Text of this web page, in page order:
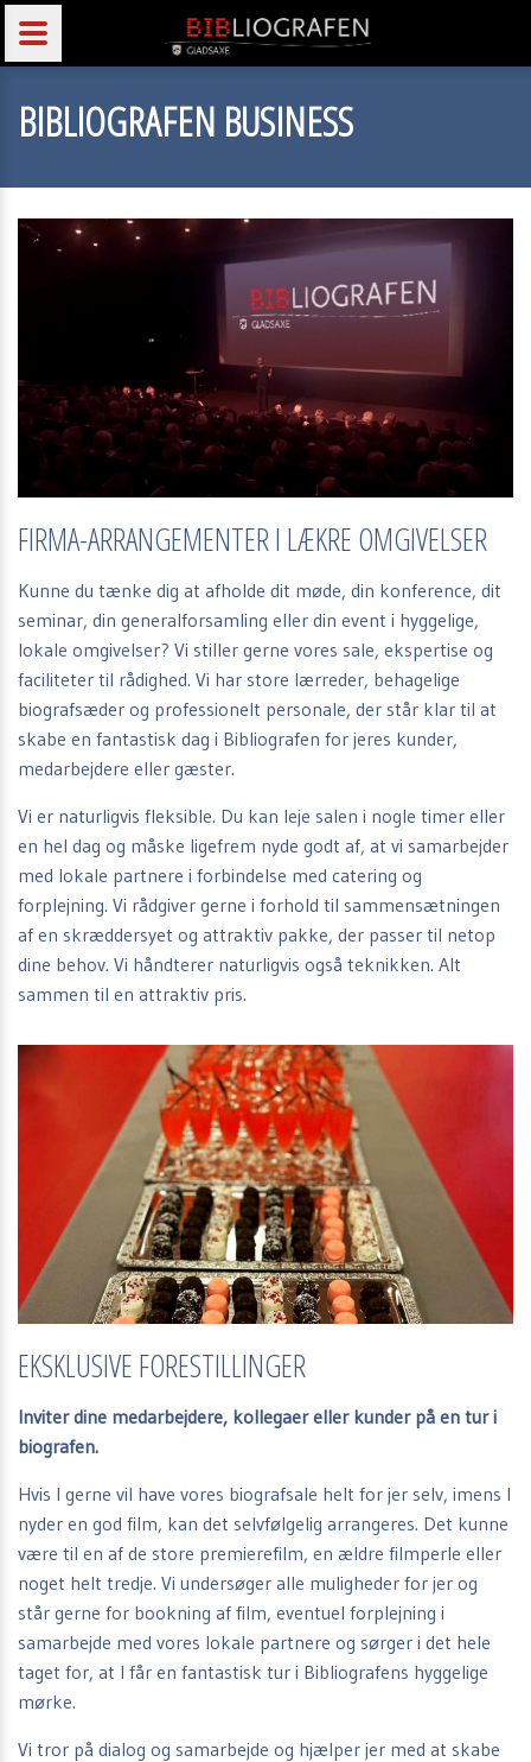
BIBLIOGRAFEN BUSINESS
FIRMA-ARRANGEMENTER I LÆKRE OMGIVELSER
Kunne du tænke dig at afholde dit møde, din konference, dit
seminar, din generalforsamling eller din event i hyggelige,
lokale omgivelser? Vi stiller gerne vores sale, ekspertise og
faciliteter til rådighed. Vi har store lærreder, behagelige
biografsæder og professionelt personale, der står klar til at
skabe en fantastisk dag i Bibliografen for jeres kunder,
medarbejdere eller gæster.
Vi er naturligvis fleksible. Du kan leje salen i nogle timer eller
en hel dag og måske ligefrem nyde godt af, at vi samarbejder
med lokale partnere i forbindelse med catering og
forplejning. Vi rådgiver gerne i forhold til sammensætningen
af en skræddersyet og attraktiv pakke, der passer til netop
dine behov. Vi håndterer naturligvis også teknikken. Alt
sammen til en attraktiv pris.
EKSKLUSIVE FORESTILLINGER
Inviter dine medarbejdere, kollegaer eller kunder på en tur i
biografen.
Hvis I gerne vil have vores biografsale helt for jer selv, imens I
nyder en god film, kan det selvfølgelig arrangeres. Det kunne
være til en af de store premierefilm, en ældre filmperle eller
noget helt tredje. Vi undersøger alle muligheder for jer og
står gerne for bookning af film, eventuel forplejning i
samarbejde med vores lokale partnere og sørger i det hele
taget for, at I får en fantastisk tur i Bibliografens hyggelige
mørke.
Vi tror på dialog og samarbejde og hjælper jer med at skabe